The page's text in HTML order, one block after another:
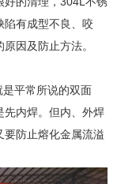
陷有成型不良、咬
因及防止方法。
平常所说的双面
先内焊。但内、外焊
要防止熔化金属流溢